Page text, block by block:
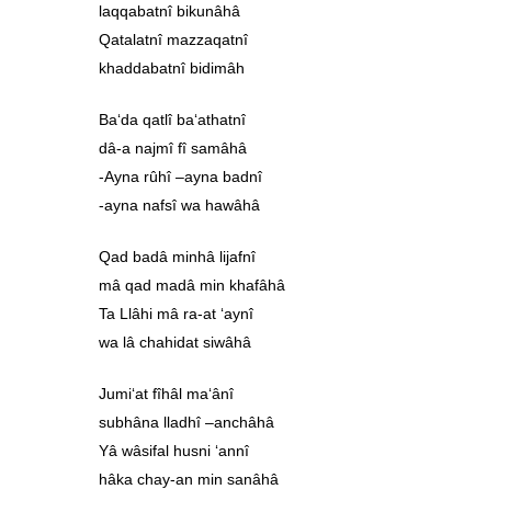
laqqabatnî bikunâhâ
Qatalatnî mazzaqatnî
khaddabatnî bidimâh
Ba‘da qatlî ba‘athatnî
dâ-a najmî fî samâhâ
-Ayna rûhî –ayna badnî
-ayna nafsî wa hawâhâ
Qad badâ minhâ lijafnî
mâ qad madâ min khafâhâ
Ta Llâhi mâ ra-at ‘aynî
wa lâ chahidat siwâhâ
Jumi‘at fîhâl ma‘ânî
subhâna lladhî –anchâhâ
Yâ wâsifal husni ‘annî
hâka chay-an min sanâhâ